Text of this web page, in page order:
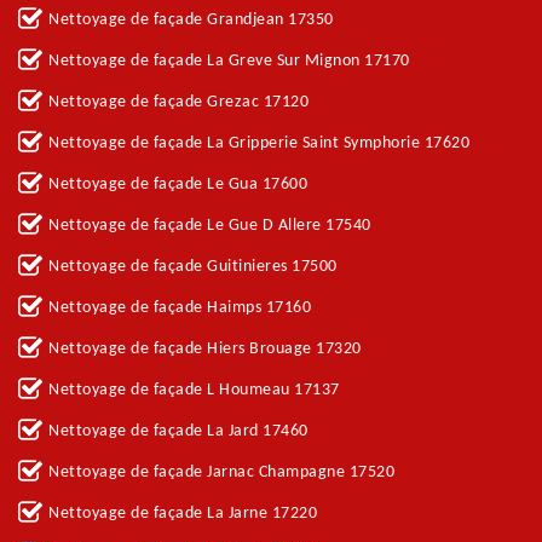
Nettoyage de façade Grandjean 17350
Nettoyage de façade La Greve Sur Mignon 17170
Nettoyage de façade Grezac 17120
Nettoyage de façade La Gripperie Saint Symphorie 17620
Nettoyage de façade Le Gua 17600
Nettoyage de façade Le Gue D Allere 17540
Nettoyage de façade Guitinieres 17500
Nettoyage de façade Haimps 17160
Nettoyage de façade Hiers Brouage 17320
Nettoyage de façade L Houmeau 17137
Nettoyage de façade La Jard 17460
Nettoyage de façade Jarnac Champagne 17520
Nettoyage de façade La Jarne 17220